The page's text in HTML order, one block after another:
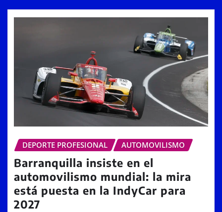
DEPORTE PROFESIONAL AUTOMOVILISMO
Barranquilla insiste en el
automovilismo mundial: la mira
está puesta en la IndyCar para
2027